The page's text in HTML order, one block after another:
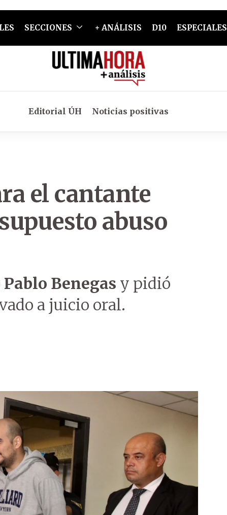
SECCIONES + ANÁLISIS D10 ESPECIALES
Editorial ÚH Noticias positivas
el cantante
abuso
Pablo Benegas y pidió
a juicio oral.